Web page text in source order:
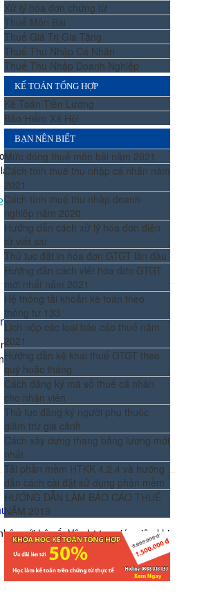
thuế thu nhập cá nhân thay. Để
cho kế toán.
chất lượng đào tạo hàng đầu cam
đi làm thực tế
2021
với hệ số. Vậy lương giáo viên khi
Xử lý hóa đơn chứng từ
Thuế Môn Bài
Thuế Giá Trị Gia Tăng
Thuế Thu Nhập Cá Nhân
Thuế Thu Nhập Doanh Nghiệp
KẾ TOÁN TỔNG HỢP
Kế Toán Tiền Lương
Bảo Hiểm Xã Hội
BẠN NÊN BIẾT
Mức đóng thuế môn bài năm 2021
Cách tính thuế thu nhập cá nhân năm
2021
Cách tính thuế thu nhập doanh
nghiệp năm 2020
Hướng dẫn cách xử lý hóa đơn điện
tử viết sai
Thủ tục đặt in hóa đơn GTGT lần đầu
Hướng dẫn cách viết hóa đơn GTGT
mới nhất năm 2021
Hệ thống tài khoản kế toán theo
thông tư 133
Lịch nộp các loại báo cáo thuế năm
2021
Hướng dẫn kê khai thuế GTGT theo
quý hoặc tháng
Cách đăng ký mã số thuế cá nhân
cho nhân viên
Thủ tục đăng ký người phụ thuộc
giảm trừ gia cảnh
Cách xây dựng thang bảng lương mới
nhất
Tải phần mềm HTKK 4.2.4 và hướng
dẫn cách cài đặt sử dụng phần mềm
HƯỚNG DẪN LÀM BÁO CÁO THUẾ
NĂM 2019